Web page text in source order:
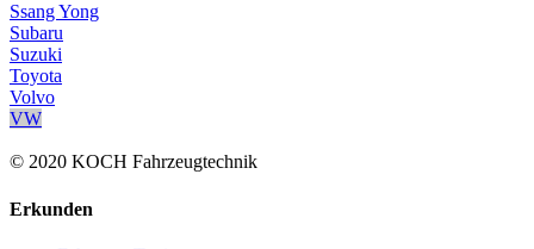
Ssang Yong
Subaru
Suzuki
Toyota
Volvo
VW
© 2020 KOCH Fahrzeugtechnik
Erkunden